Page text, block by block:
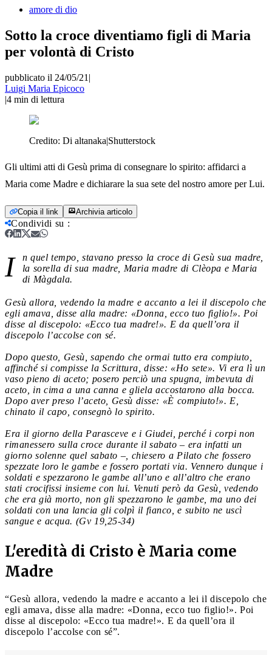
amore di dio
Sotto la croce diventiamo figli di Maria
per volontà di Cristo
pubblicato il 24/05/21 |
Luigi Maria Epicoco
|4 min di lettura
Credito: Di altanaka|Shutterstock
Gli ultimi atti di Gesù prima di consegnare lo spirito: affidarci a
Maria come Madre e dichiarare la sua sete del nostro amore per Lui.
Copia il link Archivia articolo
Condividi su :
I
n quel tempo, stavano presso la croce di Gesù sua madre,
la sorella di sua madre, Maria madre di Clèopa e Maria
di Màgdala.
Gesù allora, vedendo la madre e accanto a lei il discepolo che
egli amava, disse alla madre: «Donna, ecco tuo figlio!». Poi
disse al discepolo: «Ecco tua madre!». E da quell’ora il
discepolo l’accolse con sé.
Dopo questo, Gesù, sapendo che ormai tutto era compiuto,
affinché si compisse la Scrittura, disse: «Ho sete». Vi era lì un
vaso pieno di aceto; posero perciò una spugna, imbevuta di
aceto, in cima a una canna e gliela accostarono alla bocca.
Dopo aver preso l’aceto, Gesù disse: «È compiuto!». E,
chinato il capo, consegnò lo spirito.
Era il giorno della Parasceve e i Giudei, perché i corpi non
rimanessero sulla croce durante il sabato – era infatti un
giorno solenne quel sabato –, chiesero a Pilato che fossero
spezzate loro le gambe e fossero portati via. Vennero dunque i
soldati e spezzarono le gambe all’uno e all’altro che erano
stati crocifissi insieme con lui. Venuti però da Gesù, vedendo
che era già morto, non gli spezzarono le gambe, ma uno dei
soldati con una lancia gli colpì il fianco, e subito ne uscì
sangue e acqua. (Gv 19,25-34)
L'eredità di Cristo è Maria come
Madre
“Gesù allora, vedendo la madre e accanto a lei il discepolo che
egli amava, disse alla madre: «Donna, ecco tuo figlio!». Poi
disse al discepolo: «Ecco tua madre!». E da quell’ora il
discepolo l’accolse con sé”.